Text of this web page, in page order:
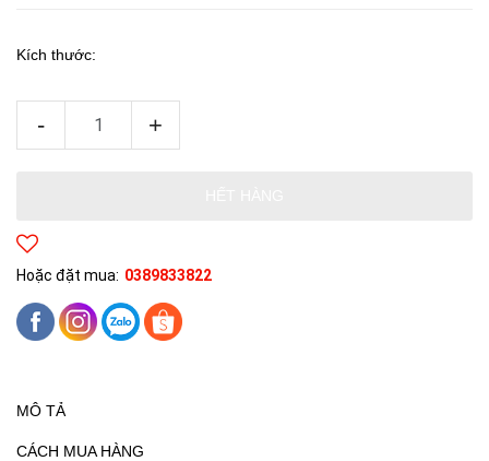
Kích thước:
- +
Hoặc đặt mua: 0389833822
MÔ TẢ
CÁCH MUA HÀNG